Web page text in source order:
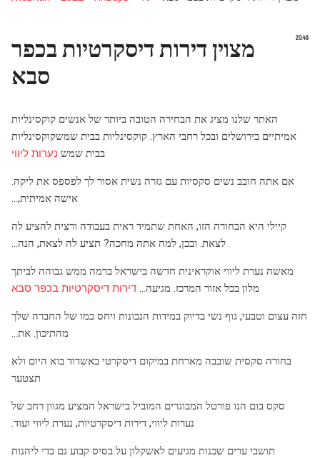
20:49
מצוין דירות דיסקרטיות בכפר
סבא
האתר שלנו מציג את הבחירה הטובה ביותר של אנשים קוקסינליות
אמיתיים בירושלים ובכל רחבי הארץ. קוקסינליות בבית שמשקוקסינליות
בבית שמש נערות ליווי
אם אתה חובב נשים סקסיות עם גזרה נשית אסור לך לפספס את ליקה.
אישה אמיתית,…
קיילי היא הבחורה הזו, האחת שתמיד ראית בעבודה ורצית להציע לה
לצאת. ובכן, למה אתה מחכה? תציע לה לצאת, הנה…
מאשה נערת ליווי אוקראינית חדשה בישראל ברמה ממש גבוהה לביתך
מלון בכל אזור המרכז. מגיעה… דירות דיסקרטיות בכפר סבא
חזה עצום וטבעי, גוף נשי בדיוק במידות הנכונות ויחס כמו של החברה שלך
מהתיכון. את…
בחורה סקסית שובבה מארחת במיקום דיסקרטי באשדוד בוא היום ולא
תצטער
סקס בום הנו פורטל המבוגרים המוביל בישראל המציע מגוון רחב של
נערות ליווי, דירות דיסקרטיות, נערת ליווי ועוד.
תושבי ערים שכנות מגיעים לאשקלון על בסיס קבוע גם כדי ליהנות